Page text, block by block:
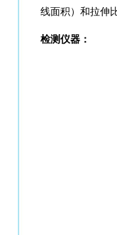
线面积）和拉伸
检测仪器：